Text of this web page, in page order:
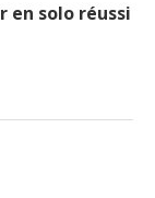
en solo réussi